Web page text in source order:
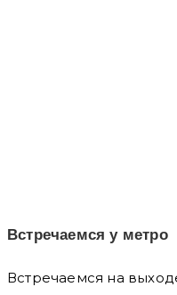
Встречаемся у метро
Встречаемся на